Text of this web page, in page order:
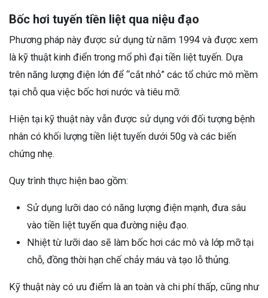
Bốc hơi tuyến tiền liệt qua niệu đạo
Phương pháp này được sử dụng từ năm 1994 và được xem
là kỹ thuật kinh điển trong mổ phì đại tiền liệt tuyến. Dựa
trên năng lượng điện lớn để “cắt nhỏ” các tổ chức mô mềm
tại chỗ qua việc bốc hơi nước và tiêu mỡ.
Hiện tại kỹ thuật này vẫn được sử dụng với đối tượng bệnh
nhân có khối lượng tiền liệt tuyến dưới 50g và các biến
chứng nhẹ.
Quy trình thực hiện bao gồm:
Sử dụng lưỡi dao có năng lượng điện mạnh, đưa sâu
vào tiền liệt tuyến qua đường niệu đạo.
Nhiệt từ lưỡi dao sẽ làm bốc hơi các mô và lớp mỡ tại
chỗ, đồng thời hạn chế chảy máu và tạo lỗ thủng.
Kỹ thuật này có ưu điểm là an toàn và chi phí thấp, cũng như